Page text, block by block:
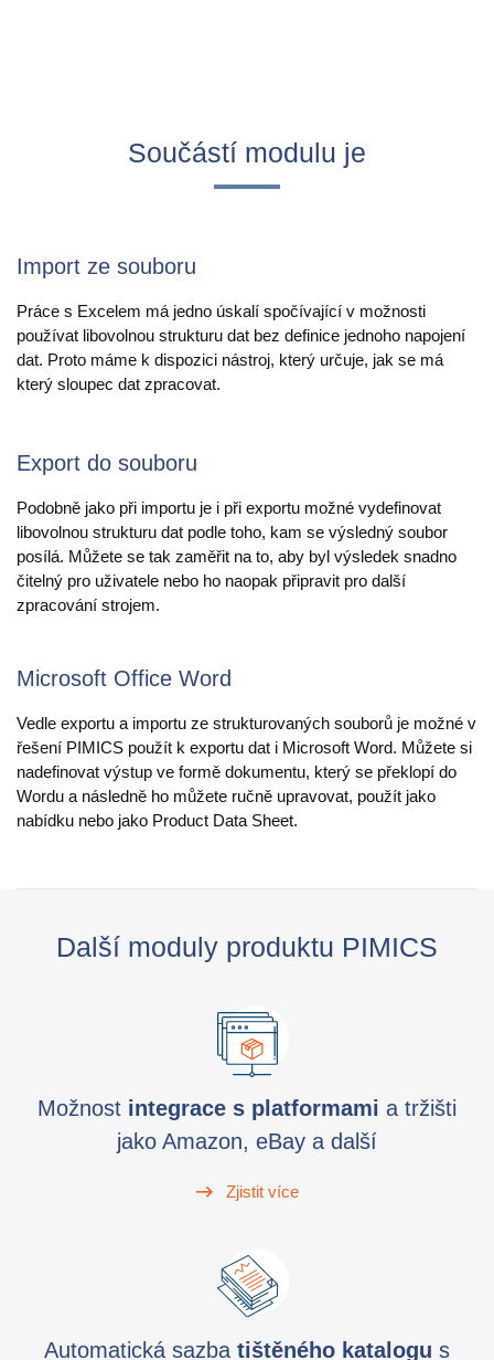
Partneři
Resources
Blog
Kontakt
Součástí modulu je
Import ze souboru
Práce s Excelem má jedno úskalí spočívající v možnosti
používat libovolnou strukturu dat bez definice jednoho napojení
dat. Proto máme k dispozici nástroj, který určuje, jak se má
který sloupec dat zpracovat.
Export do souboru
Podobně jako při importu je i při exportu možné vydefinovat
libovolnou strukturu dat podle toho, kam se výsledný soubor
posílá. Můžete se tak zaměřit na to, aby byl výsledek snadno
čitelný pro uživatele nebo ho naopak připravit pro další
zpracování strojem.
Microsoft Office Word
Vedle exportu a importu ze strukturovaných souborů je možné v
řešení PIMICS použít k exportu dat i Microsoft Word. Můžete si
nadefinovat výstup ve formě dokumentu, který se překlopí do
Wordu a následně ho můžete ručně upravovat, použít jako
nabídku nebo jako Product Data Sheet.
Další moduly produktu PIMICS
Možnost integrace s platformami a tržišti
jako Amazon, eBay a další
Zjistit více
Automatická sazba tištěného katalogu s